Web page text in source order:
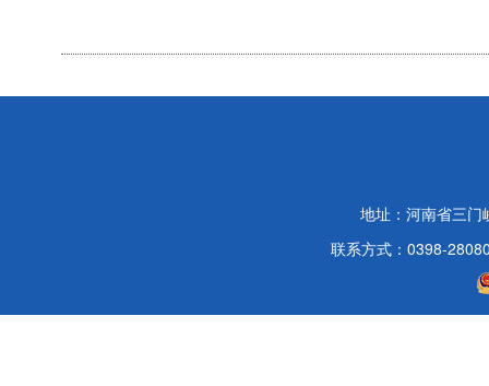
地址：河南省三门
联系方式：0398-